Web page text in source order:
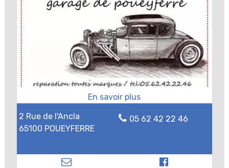
2 Rue de l'Ancla
65100 POUEYFERRE
05 62 42 22 46